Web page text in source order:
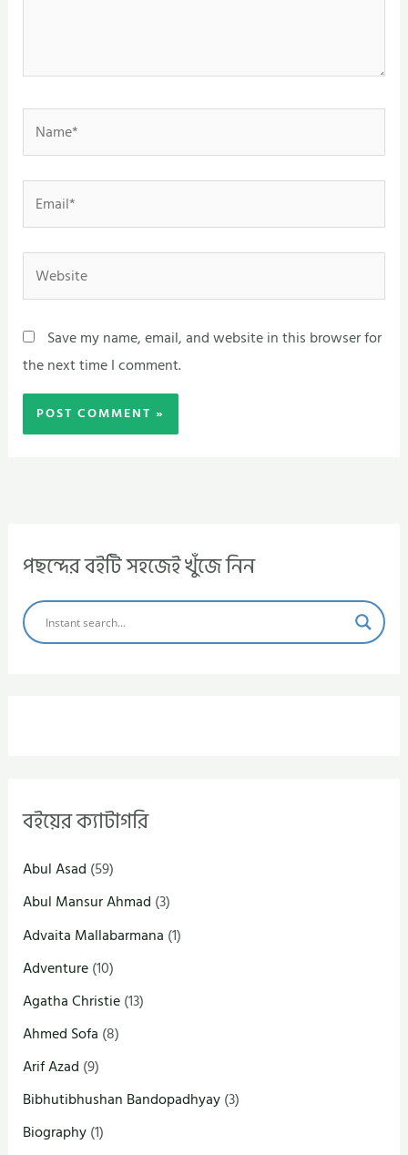
Name*
Email*
Website
Save my name, email, and website in this browser for
the next time I comment.
পছন্দের বইটি সহজেই খুঁজে নিন
বইয়ের ক্যাটাগরি
Abul Asad (59)
Abul Mansur Ahmad (3)
Advaita Mallabarmana (1)
Adventure(10)
Agatha Christie(13)
Ahmed Sofa (8)
Arif Azad (9)
Bibhutibhushan Bandopadhyay(3)
Biography(1)